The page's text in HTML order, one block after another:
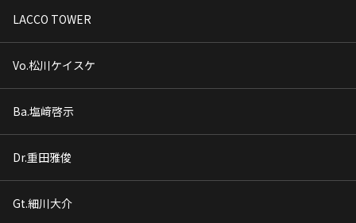
LACCO TOWER
Vo.松川ケイスケ
Ba.塩﨑啓示
Dr.重田雅俊
Gt.細川大介